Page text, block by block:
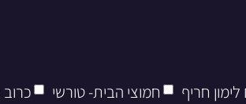
חריף חמוצי הבית- טורשי
כרוב